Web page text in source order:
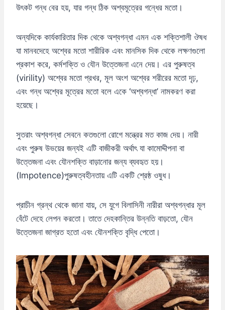
উৎকট গন্ধ বের হয়, যার গন্ধ ঠিক অশ্বমূত্রের গন্ধের মতো।
অন্যদিকে কার্যকারিতার দিক থেকে অশ্বগন্ধা এমন এক শক্তিশালী ঔষধ
যা মানবদেহে অশ্বের মতো শারীরিক এবং মানসিক দিক থেকে লক্ষণগুলো
প্রকাশ করে, কর্মশক্তি ও যৌন উত্তেজনা এনে দেয়। এর পুরুষত্ব
(virility) অশ্বের মতো প্রখর, মূল অংশ অশ্বের শরীরের মতো দৃঢ়,
এবং গন্ধ অশ্বের মূত্রের মতো বলে একে ‘অশ্বগন্ধা’ নামকরণ করা
হয়েছে।
সুতরাং অশ্বগন্ধা সেবনে কতগুলো রোগে মন্ত্রের মত কাজ দেয়। নারী
এবং পুরুষ উভয়ের জন্যই এটি বাজীকরী অর্থাৎ যা কামোদ্দীপনা বা
উত্তেজনা এবং যৌনশক্তি বাড়ানোর জন্য ব্যবহৃত হয়।
(Impotence)পুরুষত্বহীনতায় এটি একটি শ্রেষ্ঠ ওষুধ।
প্রাচীন গ্রন্থ থেকে জানা যায়, সে যুগে বিলাসিনী নারীরা অশ্বগন্ধার মূল
বেঁটে দেহে লেপন করতো। তাতে দেহকান্তির উন্নতি বাড়তো, যৌন
উত্তেজনা জাগ্রত হতো এবং যৌনশক্তি বৃদ্ধি পেতো।